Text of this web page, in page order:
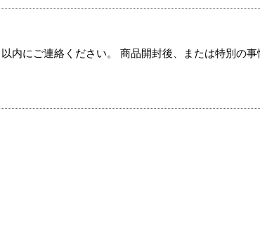
内にご連絡ください。 商品開封後、または特別の